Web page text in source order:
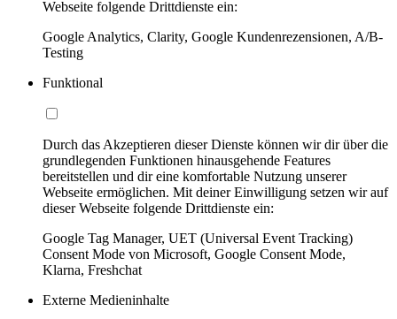
Webseite folgende Drittdienste ein:
Google Analytics, Clarity, Google Kundenrezensionen, A/B-
Testing
Funktional
Durch das Akzeptieren dieser Dienste können wir dir über die
grundlegenden Funktionen hinausgehende Features
bereitstellen und dir eine komfortable Nutzung unserer
Webseite ermöglichen. Mit deiner Einwilligung setzen wir auf
dieser Webseite folgende Drittdienste ein:
Google Tag Manager, UET (Universal Event Tracking)
Consent Mode von Microsoft, Google Consent Mode,
Klarna, Freshchat
Externe Medieninhalte